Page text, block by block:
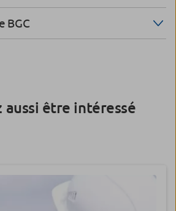
BGC
aussi être intéressé